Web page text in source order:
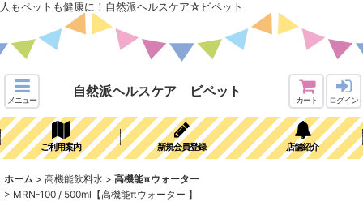
人もペットも健康に！自然派ヘルスケア☆ビペット
メニュー
自然派ヘルスケア ビペット
カート ログイン
ご利用案内 新規会員登録 店舗紹介
ホーム > 高機能飲料水 > 高機能πウォーター
> MRN-100 / 500ml【高機能πウォーター 】